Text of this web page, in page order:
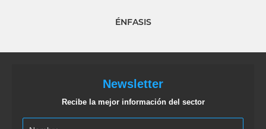
ÉNFASIS
Newsletter
Recibe la mejor información del sector